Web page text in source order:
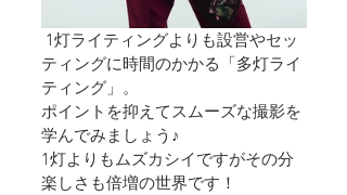
ティングに時間のかかる「多灯ライ
ティング」。
ポイントを抑えてスムーズな撮影を
学んでみましょう♪
1灯よりもムズカシイですがその分
楽しさも倍増の世界です！